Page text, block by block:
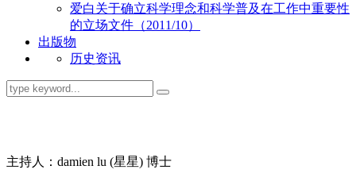
爱白关于确立科学理念和科学普及在工作中重要性
的立场文件（2011/10）
出版物
历史资讯
主持人：damien lu (星星) 博士